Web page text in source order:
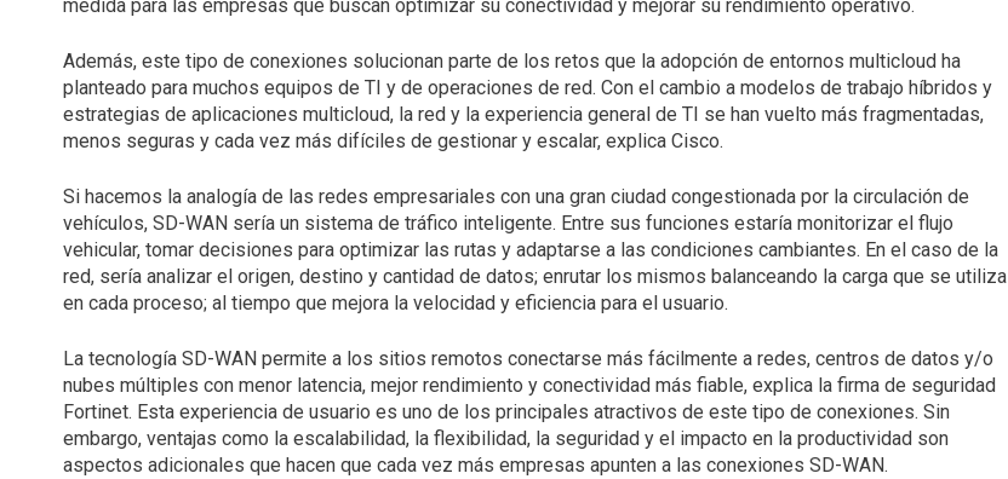
medida para las empresas que buscan optimizar su conectividad y mejorar su rendimiento operativo.
Además, este tipo de conexiones solucionan parte de los retos que la adopción de entornos multicloud ha
planteado para muchos equipos de TI y de operaciones de red. Con el cambio a modelos de trabajo híbridos y
estrategias de aplicaciones multicloud, la red y la experiencia general de TI se han vuelto más fragmentadas,
menos seguras y cada vez más difíciles de gestionar y escalar, explica Cisco.
Si hacemos la analogía de las redes empresariales con una gran ciudad congestionada por la circulación de
vehículos, SD-WAN sería un sistema de tráfico inteligente. Entre sus funciones estaría monitorizar el flujo
vehicular, tomar decisiones para optimizar las rutas y adaptarse a las condiciones cambiantes. En el caso de la
red, sería analizar el origen, destino y cantidad de datos; enrutar los mismos balanceando la carga que se utiliza
en cada proceso; al tiempo que mejora la velocidad y eficiencia para el usuario.
La tecnología SD-WAN permite a los sitios remotos conectarse más fácilmente a redes, centros de datos y/o
nubes múltiples con menor latencia, mejor rendimiento y conectividad más fiable, explica la firma de seguridad
Fortinet. Esta experiencia de usuario es uno de los principales atractivos de este tipo de conexiones. Sin
embargo, ventajas como la escalabilidad, la flexibilidad, la seguridad y el impacto en la productividad son
aspectos adicionales que hacen que cada vez más empresas apunten a las conexiones SD-WAN.